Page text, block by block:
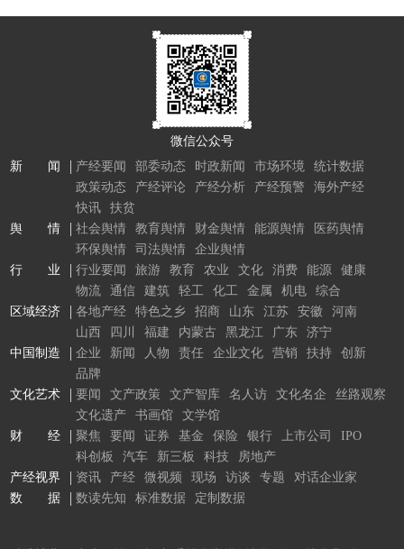
微信公众号
新 闻
产经要闻 部委动态 时政新闻 市场环境
统计数据
政策动态
产经评论 产经分析 产经预警
海外产经
快讯
扶贫
舆 情
社会舆情 教育舆情 财金舆情 能源舆情
医药舆情
环保舆情
司法舆情
企业舆情
行 业
行业要闻 旅游 教育 农业 文化 消费 能源
健康
物流
通信 建筑 轻工 化工 金属 机电
综合
区域经济
各地产经 特色之乡 招商 山东 江苏 安徽
河南
山西
四川 福建 内蒙古 黑龙江 广东
济宁
中国制造
企业 新闻 人物 责任 企业文化 营销 扶持
创新
品牌
文化艺术
要闻 文产政策 文产智库 名人访 文化名企
丝路观察
文化遗产
书画馆
文学馆
财 经
聚焦 要闻 证券 基金 保险 银行 上市公司
IPO
科创板
汽车 新三板 科技
房地产
产经视界
资讯 产经 微视频 现场 访谈 专题
对话企业家
数 据
数读先知 标准数据 定制数据